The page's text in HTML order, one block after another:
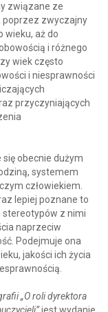
związane ze
poprzez zwyczajny
wieku, aż do
i różnego
wiek często
i niesprawności
przyczyniających
obecnie dużym
systemem
człowiekiem.
lepiej poznane to
stereotypów z nimi
naprzeciw
Podejmuje ona
jakości ich życia
„O roli dyrektora